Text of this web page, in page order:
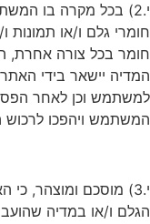
י.2) בכל מקרה בו
חומרי גלם ו/או תמונות
חומר בכל צורה אחרת,
המדיה יישאר בידי
למשתמש וכן לאחר
המשתמש ויהפכו
י.3) מוסכם ומוצהר,
הגלם ו/או במדיה